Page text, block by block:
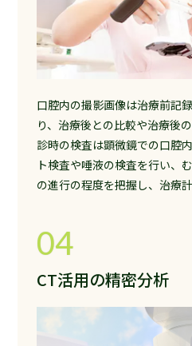
口腔内の撮影画像は治療前記
り、治療後との比較や治療後
診時の検査は顕微鏡での口腔
ト検査や唾液の検査を行い、
の進行の程度を把握し、治療
04
CT活用の精密分析